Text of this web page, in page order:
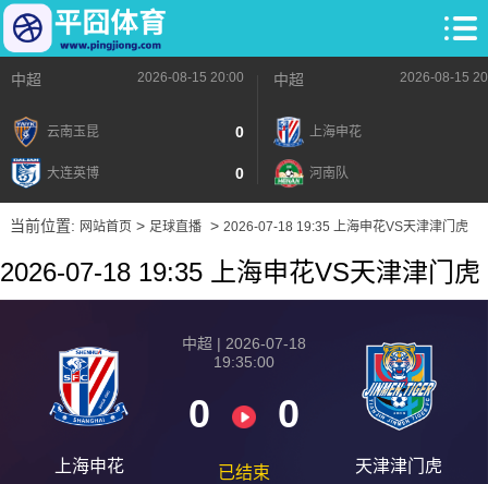
中超 2026-08-15 20:00
云南玉昆 0
大连英博 0
中超 2026-08-15
上海申花
河南队
当前位置: 网站首页> 足球直播> 2026-07-18 19:35 上海申花VS天津津门虎
2026-07-18 19:35 上海申花VS天津津门虎
上海申花
中超 | 2026-07-18
19:35:00
0 0
已结束 天津津门虎